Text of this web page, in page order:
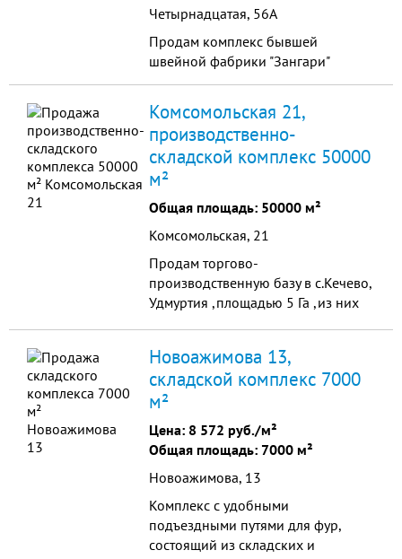
Четырнадцатая, 56А
Продам комплекс бывшей
швейной фабрики "Зангари"
Комсомольская 21,
производственно-
складской комплекс 50000
м²
Общая площадь: 50000 м²
Комсомольская, 21
Продам торгово-
производственную базу в с.Кечево,
Удмуртия ,площадью 5 Га ,из них
в собственности) общей площа...
Новоажимова 13,
складской комплекс 7000
м²
Цена: 8 572 руб./м²
Общая площадь: 7000 м²
Новоажимова, 13
Комплекс с удобными
подъездными путями для фур,
состоящий из складских и